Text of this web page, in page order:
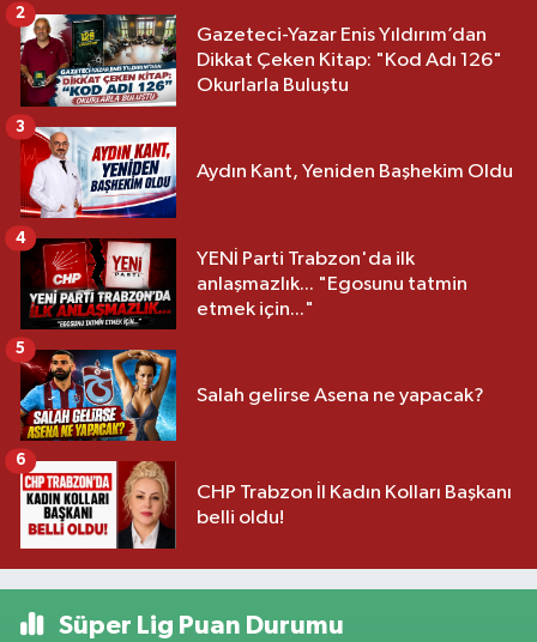
Gazeteci-Yazar Enis Yıldırım’dan
Dikkat Çeken Kitap: "Kod Adı 126"
Okurlarla Buluştu
2
Aydın Kant, Yeniden Başhekim Oldu
3
YENİ Parti Trabzon'da ilk
anlaşmazlık... "Egosunu tatmin
etmek için..."
4
Salah gelirse Asena ne yapacak?
5
CHP Trabzon İl Kadın Kolları Başkanı
belli oldu!
6
Süper Lig Puan Durumu